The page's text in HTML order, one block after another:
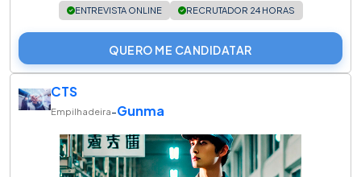
ENTREVISTA ONLINE RECRUTADOR 24 HORAS
QUERO ME CANDIDATAR
CTS
Empilhadeira-Gunma